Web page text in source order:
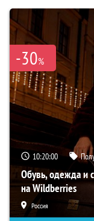
-30%
10:19:59
Обувь, одежда и
на Wildberries
Россия